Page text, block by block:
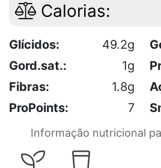
Calorias:
Glícidos: 49.2g
Gord.sat.:
1g
Fibras:
1.8g
ProPoints:
7
Informação nutricional